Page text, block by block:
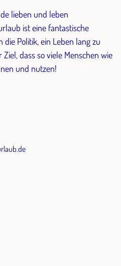
lieben und leben
ist eine fantastische
Politik, ein Leben lang zu
dass so viele Menschen wie
und nutzen!